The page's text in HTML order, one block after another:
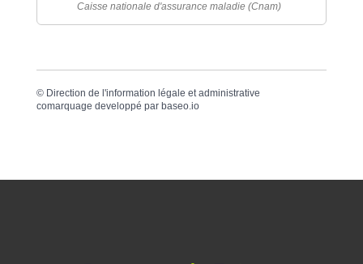
Caisse nationale d'assurance maladie (Cnam)
© Direction de l'information légale et administrative
comarquage developpé par baseo.io